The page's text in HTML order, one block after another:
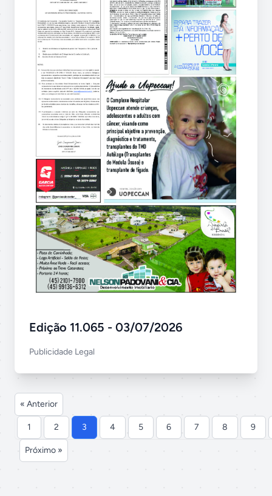
Edição 11.065 - 03/07/2026
Publicidade Legal
« Anterior
1 2 3 4 5 6 7 8 9
Próximo »